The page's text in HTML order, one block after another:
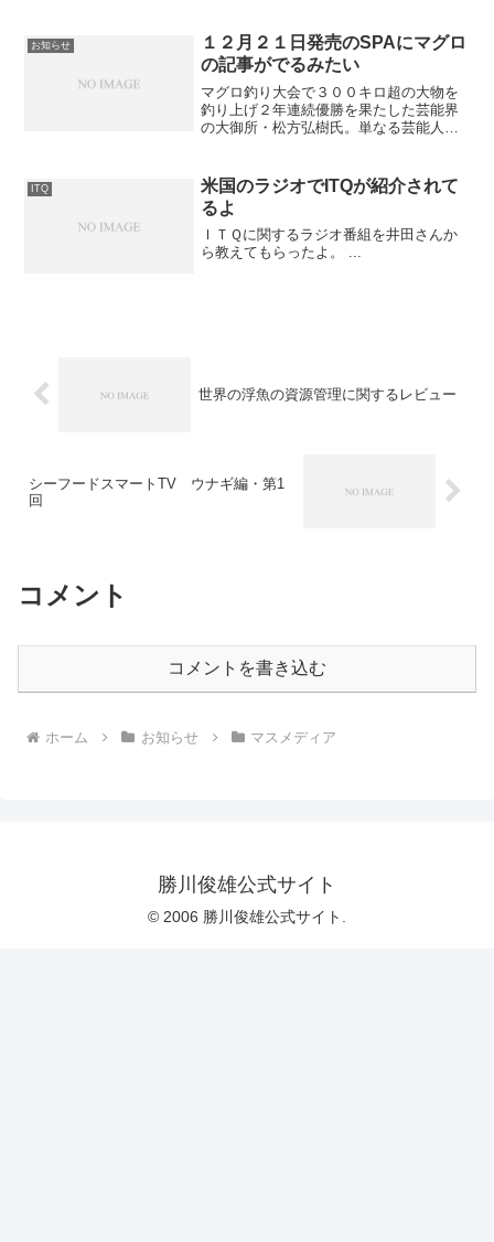
お知らせ
１２月２１日発売のSPAにマグロ
の記事がでるみたい
マグロ釣り大会で３００キロ超の大物を
釣り上げ２年連続優勝を果たした芸能界
の大御所・松方弘樹氏。単なる芸能人の
し、問題を訴えているお方だったのだ。
松方氏が語る日本の漁業の...
ITQ
米国のラジオでITQが紹介されて
るよ
ＩＴＱに関するラジオ番組を井田さんか
世界の浮魚の資源管理に関するレビュー
シーフードスマートTV ウナギ編・第1
回
コメント
コメントを書き込む
ホーム お知らせ マスメディア
勝川俊雄公式サイト
© 2006 勝川俊雄公式サイト.